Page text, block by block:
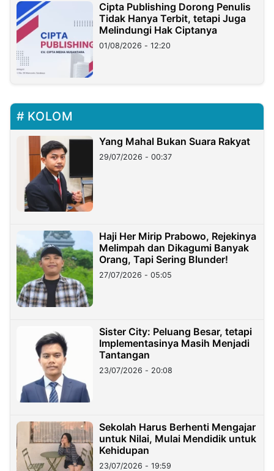
Cipta Publishing Dorong Penulis
Tidak Hanya Terbit, tetapi Juga
Melindungi Hak Ciptanya
01/08/2026 - 12:20
KOLOM
Yang Mahal Bukan Suara Rakyat
29/07/2026 - 00:37
Haji Her Mirip Prabowo, Rejekinya
Melimpah dan Dikagumi Banyak
Orang, Tapi Sering Blunder!
27/07/2026 - 05:05
Sister City: Peluang Besar, tetapi
Implementasinya Masih Menjadi
Tantangan
23/07/2026 - 20:08
Sekolah Harus Berhenti Mengajar
untuk Nilai, Mulai Mendidik untuk
Kehidupan
23/07/2026 - 19:59